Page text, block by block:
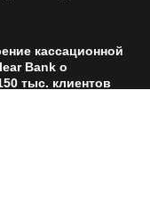
кассационной
Bank о
тыс. клиентов